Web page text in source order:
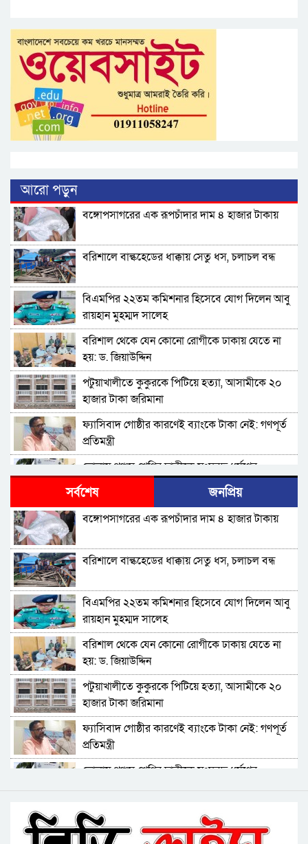
আরো পড়ুন
বঙ্গোপসাগরের এক রূপচাঁদার দাম ৪ হাজার টাকায়
বরিশালে বাল্কহেডের ধাক্কায় সেতু ধস, চলাচল বন্ধ
বিএমপির ২২তম কমিশনার হিসেবে যোগ দিলেন আবু
রায়হান মুহম্মদ সালেহ
বরিশাল থেকে যেন কোনো রোগীকে ঢাকায় যেতে না
হয়: ড. জিয়াউদ্দিন
পটুয়াখালীতে কুকুরকে পিটিয়ে হত্যা, আসামীকে ২০
হাজার টাকা জরিমানা
ফ্যাসিবাদ গোষ্ঠীর কারণেই ব্যাংকে টাকা নেই: গণপূর্ত
প্রতিমন্ত্রী
ভোলায় পঞ্চম শ্রেণির ছাত্রীকে সংঘবদ্ধ ধর্ষণের
অভিযোগ, গ্রেপ্তার ৩
বরিশালে রাস্তার পাশ থেকে ৯ বস্তা সরকারি কম্বল
উদ্ধার
লোডশেডিংয়ে বিপর্যস্ত কুয়াকাটা, মুখ থুবড়ে পড়ছে
পর্যটন ব্যবসা
বরগুনায় মৃত ভেবে মিলাদ, ১৭ বছর পর বাড়ি ফিরলেন
আলমগীর
ববি শিক্ষককে সাময়িক বরখাস্ত
মহিপুরে ব্যবসায়ীকে হত্যাচেষ্টার মামলার প্রধান
আসামি গ্রেপ্তার
ঝালকাঠি নতুন কার্পেটিং সড়ক কেটে কালভার্ট নির্মাণ
কুয়াকাটায় জেলের জালে ধরা পড়লো দৃষ্টিনন্দন লাল
শ্রমিকদের সড়ক অবরোধ
সর্বশেষ জনপ্রিয়
বঙ্গোপসাগরের এক রূপচাঁদার দাম ৪ হাজার টাকায়
বরিশালে বাল্কহেডের ধাক্কায় সেতু ধস, চলাচল বন্ধ
বিএমপির ২২তম কমিশনার হিসেবে যোগ দিলেন আবু
রায়হান মুহম্মদ সালেহ
বরিশাল থেকে যেন কোনো রোগীকে ঢাকায় যেতে না
হয়: ড. জিয়াউদ্দিন
পটুয়াখালীতে কুকুরকে পিটিয়ে হত্যা, আসামীকে ২০
হাজার টাকা জরিমানা
ফ্যাসিবাদ গোষ্ঠীর কারণেই ব্যাংকে টাকা নেই: গণপূর্ত
প্রতিমন্ত্রী
ভোলায় পঞ্চম শ্রেণির ছাত্রীকে সংঘবদ্ধ ধর্ষণের
বরিশালে রাস্তার পাশ থেকে ৯ বস্তা সরকারি কম্বল
উদ্ধার